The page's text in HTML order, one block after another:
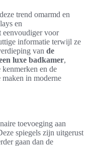
trend omarmd en
en
eenvoudiger voor
informatie terwijl ze
van de
luxe badkamer,
en de
maken in moderne
toevoeging aan
spiegels zijn uitgerust
gaan dan de